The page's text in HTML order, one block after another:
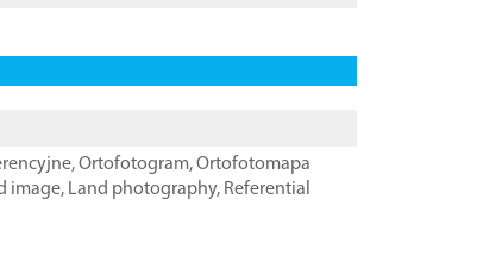
,Ortofotogram,Ortofotomapa
image, Land photography, Referential